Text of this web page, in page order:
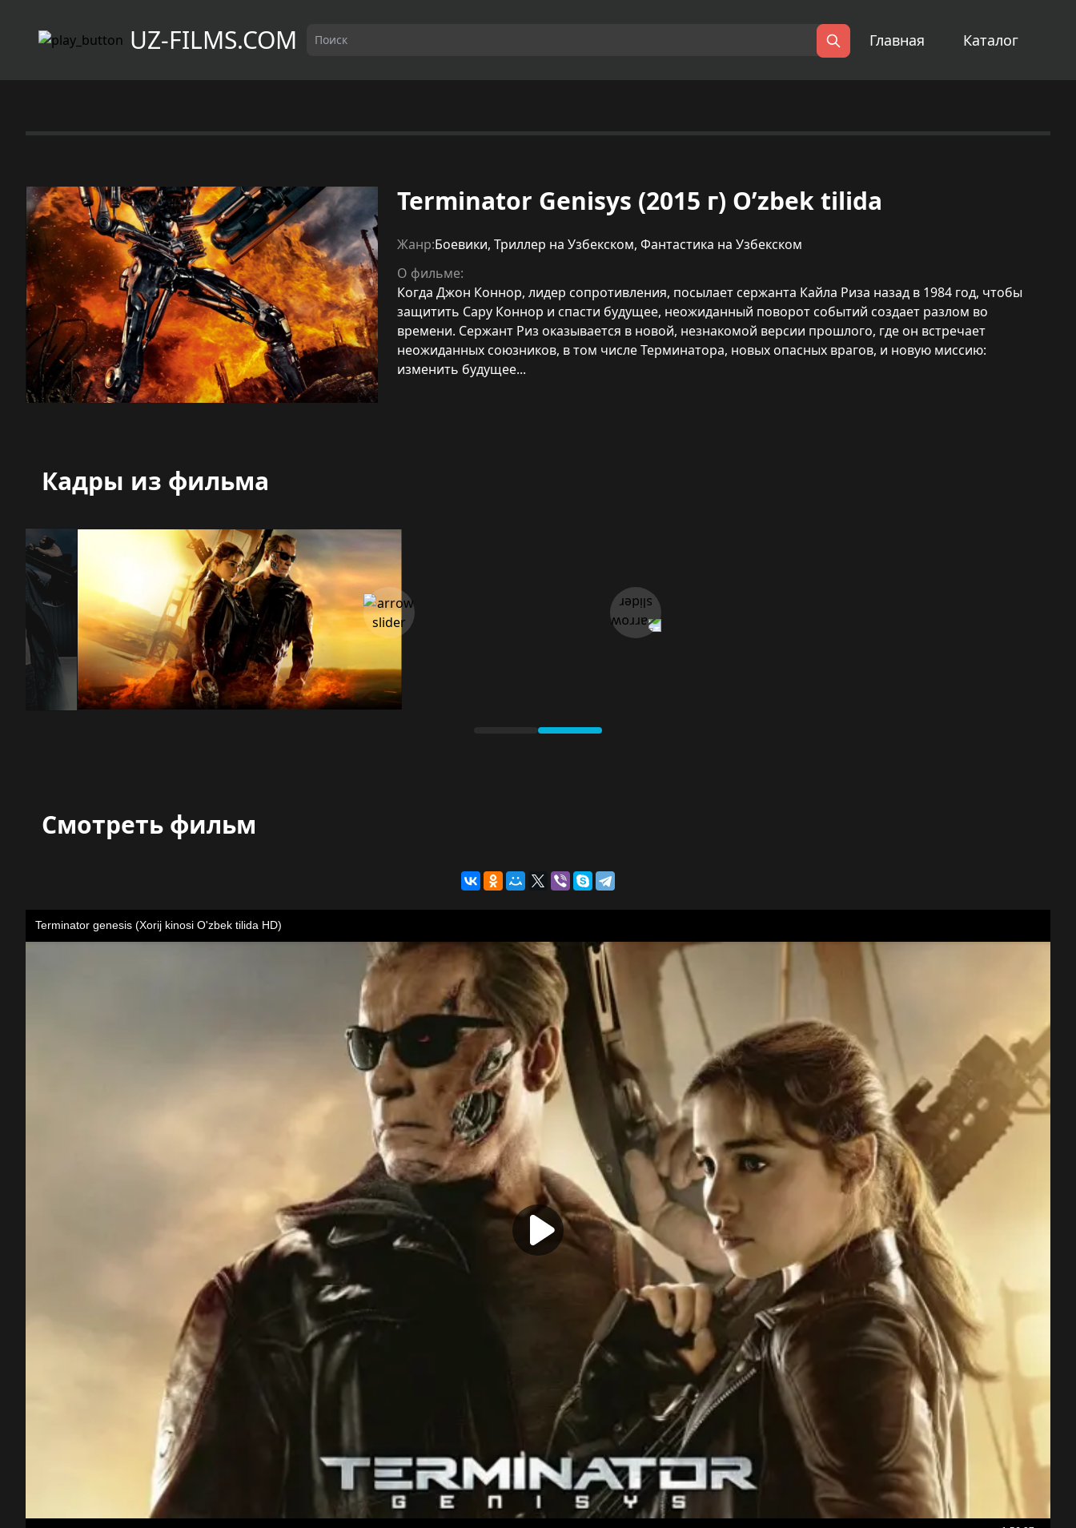
UZ-FILMS.COM Поиск
Главная Каталог
Terminator Genisys (2015 г) O’zbek tilida
Жанр:Боевики, Триллер на Узбекском, Фантастика на Узбекском
О фильме:
Когда Джон Коннор, лидер сопротивления, посылает сержанта Кайла Риза назад в 1984 год, чтобы
защитить Сару Коннор и спасти будущее, неожиданный поворот событий создает разлом во
времени. Сержант Риз оказывается в новой, незнакомой версии прошлого, где он встречает
неожиданных союзников, в том числе Терминатора, новых опасных врагов, и новую миссию:
изменить будущее...
Кадры из фильма
Смотреть фильм